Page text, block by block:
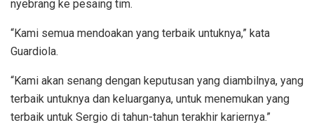
nyebrang ke pesaing tim.
“Kami semua mendoakan yang terbaik untuknya,” kata
Guardiola.
“Kami akan senang dengan keputusan yang diambilnya, yang
terbaik untuknya dan keluarganya, untuk menemukan yang
terbaik untuk Sergio di tahun-tahun terakhir kariernya.”